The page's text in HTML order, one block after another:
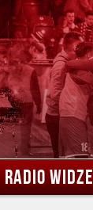
RADIO